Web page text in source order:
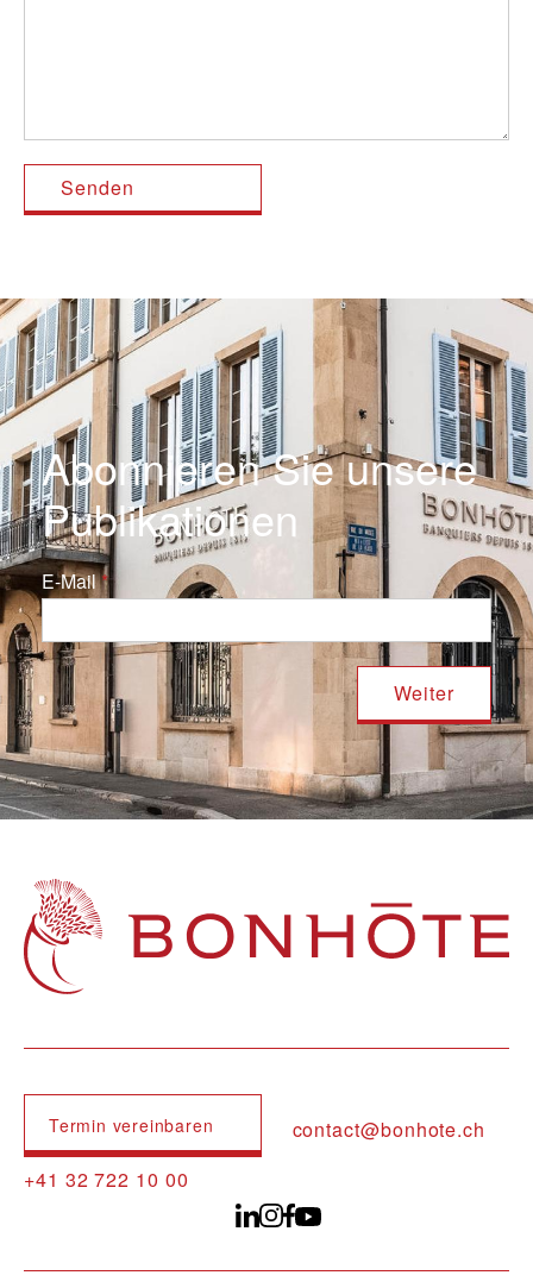
Abonnieren Sie unsere
Publikationen
E-Mail
Navigation principale
Termin vereinbaren
contact@bonhote.ch
+41 32 722 10 00